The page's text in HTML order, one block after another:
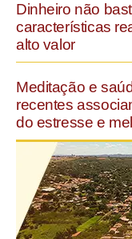
Dinheiro não
características
alto valor
Meditação e
recentes
do estresse e